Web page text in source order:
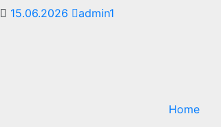
15.06.2026 admin1
Home